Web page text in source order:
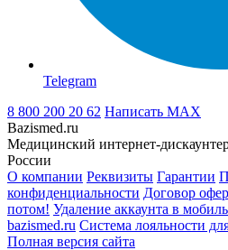
Telegram
8 800 200 20 62 Написать MAX
Bazismed.ru
Медицинский интернет-
России
О компании Реквизиты Гарантии
конфиденциальности Договор
потом! Удаление аккаунта в
bazismed.ru Система лояльности
Полная версия сайта